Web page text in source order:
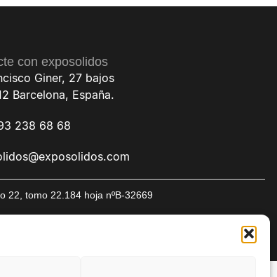
con exposolidos
Giner, 27 bajos
Barcelona, España.
238 68 68
22, tomo 22.184 hoja nºB-32669